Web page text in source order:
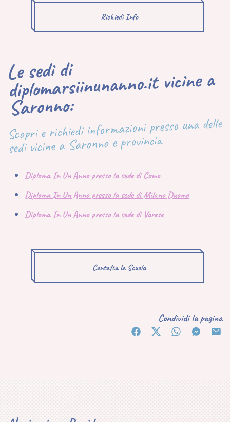
Richiedi Info
Le sedi di
diplomarsiinunanno.it vicine a
Saronno:
Scopri e richiedi informazioni presso una delle
sedi vicine a Saronno e provincia
Diploma In Un Anno presso la sede di Como
Diploma In Un Anno presso la sede di Milano Duomo
Diploma In Un Anno presso la sede di Varese
Contatta la Scuola
Condividi la pagina